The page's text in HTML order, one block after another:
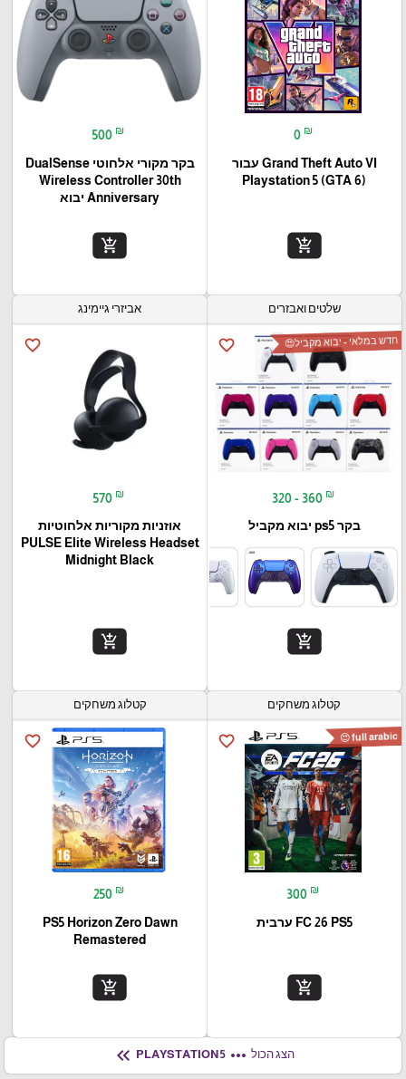
0 ₪
Grand Theft Auto VI עבור
(Playstation 5 (GTA 6
add_shopping_cart
500 ₪
בקר מקורי אלחוטי DualSense
Wireless Controller 30th
Anniversary יבוא
add_shopping_cart
שלטים ואבזרים
favorite_border חדש במלאי - יבוא מקביל😍
320 - 360 ₪
בקר ps5 יבוא מקביל
add_shopping_cart
אביזרי גיימינג
favorite_border
570 ₪
אוזניות מקוריות אלחוטיות
PULSE Elite Wireless Headset
Midnight Black
add_shopping_cart
קטלוג משחקים
favorite_border full arabic 😍
300 ₪
FC 26 PS5 ערבית
add_shopping_cart
קטלוג משחקים
favorite_border
250 ₪
PS5 Horizon Zero Dawn
Remastered
add_shopping_cart
הצג הכול more_horiz
PLAYSTATION 5
keyboard_double_arrow_left